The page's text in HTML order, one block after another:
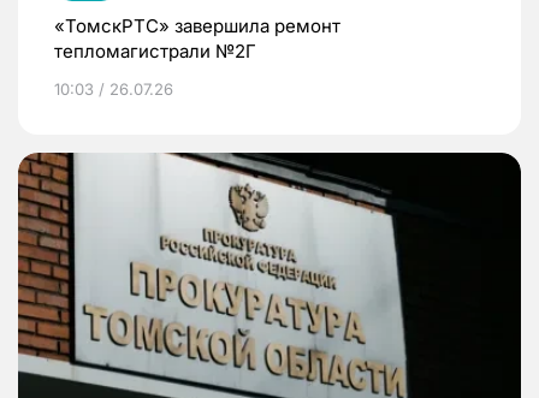
«ТомскРТС» завершила ремонт
тепломагистрали №2Г
10:03 / 26.07.26